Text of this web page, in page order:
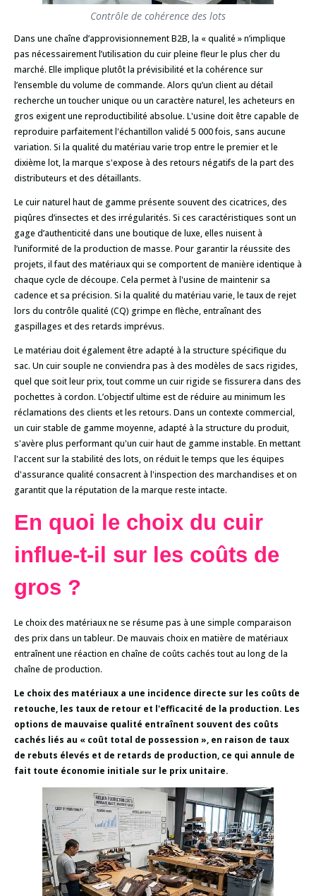
Contrôle de cohérence des lots
Dans une chaîne d’approvisionnement B2B, la « qualité » n’implique
pas nécessairement l’utilisation du cuir pleine fleur le plus cher du
marché. Elle implique plutôt la prévisibilité et la cohérence sur
l’ensemble du volume de commande. Alors qu’un client au détail
recherche un toucher unique ou un caractère naturel, les acheteurs en
gros exigent une reproductibilité absolue. L'usine doit être capable de
reproduire parfaitement l'échantillon validé 5 000 fois, sans aucune
variation. Si la qualité du matériau varie trop entre le premier et le
dixième lot, la marque s'expose à des retours négatifs de la part des
distributeurs et des détaillants.
Le cuir naturel haut de gamme présente souvent des cicatrices, des
piqûres d’insectes et des irrégularités. Si ces caractéristiques sont un
gage d’authenticité dans une boutique de luxe, elles nuisent à
l’uniformité de la production de masse. Pour garantir la réussite des
projets, il faut des matériaux qui se comportent de manière identique à
chaque cycle de découpe. Cela permet à l'usine de maintenir sa
cadence et sa précision. Si la qualité du matériau varie, le taux de rejet
lors du contrôle qualité (CQ) grimpe en flèche, entraînant des
gaspillages et des retards imprévus.
Le matériau doit également être adapté à la structure spécifique du
sac. Un cuir souple ne conviendra pas à des modèles de sacs rigides,
quel que soit leur prix, tout comme un cuir rigide se fissurera dans des
pochettes à cordon. L’objectif ultime est de réduire au minimum les
réclamations des clients et les retours. Dans un contexte commercial,
un cuir stable de gamme moyenne, adapté à la structure du produit,
s'avère plus performant qu'un cuir haut de gamme instable. En mettant
l'accent sur la stabilité des lots, on réduit le temps que les équipes
d'assurance qualité consacrent à l'inspection des marchandises et on
garantit que la réputation de la marque reste intacte.
En quoi le choix du cuir
influe-t-il sur les coûts de
gros ?
Le choix des matériaux ne se résume pas à une simple comparaison
des prix dans un tableur. De mauvais choix en matière de matériaux
entraînent une réaction en chaîne de coûts cachés tout au long de la
chaîne de production.
Le choix des matériaux a une incidence directe sur les coûts de
retouche, les taux de retour et l'efficacité de la production. Les
options de mauvaise qualité entraînent souvent des coûts
cachés liés au « coût total de possession », en raison de taux
de rebuts élevés et de retards de production, ce qui annule de
fait toute économie initiale sur le prix unitaire.